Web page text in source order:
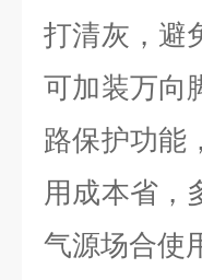
打清灰，避
可加装万向
路保护功能
用成本省，
气源场合使